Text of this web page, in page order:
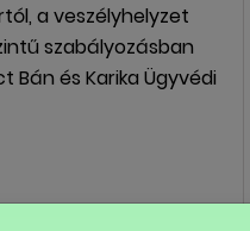
a veszélyhelyzet
szabályozásban
Bán és Karika Ügyvédi
első napján